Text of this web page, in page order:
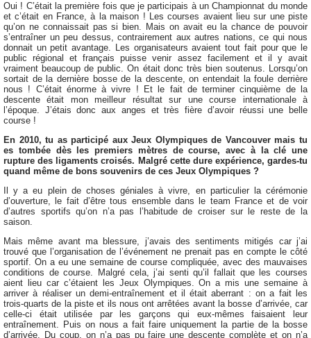
Oui ! C’était la première fois que je participais à un Championnat du monde
et c’était en France, à la maison ! Les courses avaient lieu sur une piste
qu’on ne connaissait pas si bien. Mais on avait eu la chance de pouvoir
s’entraîner un peu dessus, contrairement aux autres nations, ce qui nous
donnait un petit avantage. Les organisateurs avaient tout fait pour que le
public régional et français puisse venir assez facilement et il y avait
vraiment beaucoup de public. On était donc très bien soutenus. Lorsqu’on
sortait de la dernière bosse de la descente, on entendait la foule derrière
nous ! C’était énorme à vivre ! Et le fait de terminer cinquième de la
descente était mon meilleur résultat sur une course internationale à
l’époque. J’étais donc aux anges et très fière d’avoir réussi une belle
course !
En 2010, tu as participé aux Jeux Olympiques de Vancouver mais tu
es tombée dès les premiers mètres de course, avec à la clé une
rupture des ligaments croisés. Malgré cette dure expérience, gardes-tu
quand même de bons souvenirs de ces Jeux Olympiques ?
Il y a eu plein de choses géniales à vivre, en particulier la cérémonie
d’ouverture, le fait d’être tous ensemble dans le team France et de voir
d’autres sportifs qu’on n’a pas l’habitude de croiser sur le reste de la
saison.
Mais même avant ma blessure, j’avais des sentiments mitigés car j’ai
trouvé que l’organisation de l’événement ne prenait pas en compte le côté
sportif. On a eu une semaine de course compliquée, avec des mauvaises
conditions de course. Malgré cela, j’ai senti qu’il fallait que les courses
aient lieu car c’étaient les Jeux Olympiques. On a mis une semaine à
arriver à réaliser un demi-entraînement et il était aberrant : on a fait les
trois-quarts de la piste et ils nous ont arrêtées avant la bosse d’arrivée, car
celle-ci était utilisée par les garçons qui eux-mêmes faisaient leur
entraînement. Puis on nous a fait faire uniquement la partie de la bosse
d’arrivée. Du coup, on n’a pas pu faire une descente complète et on n’a